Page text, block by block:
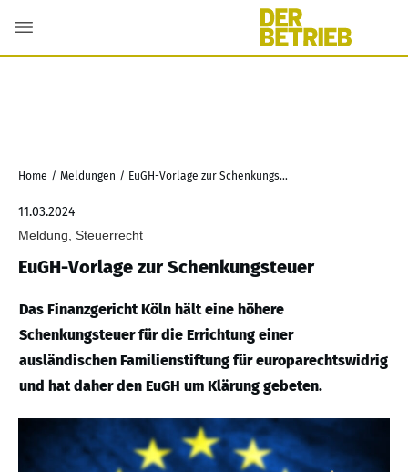
Home / Meldungen / EuGH-Vorlage zur Schenkungsteuer
11.03.2024
Meldung, Steuerrecht
EuGH-Vorlage zur Schenkungsteuer
Das Finanzgericht Köln hält eine höhere
Schenkungsteuer für die Errichtung einer
ausländischen Familienstiftung für europarechtswidrig
und hat daher den EuGH um Klärung gebeten.